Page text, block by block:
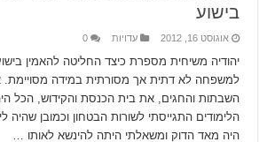
בישוע
אוגוסט 16, 2012 עדויות 0
יהודיה משיחית מספרת כיצד החליטה להאמין
למשפחה לא דתית אך מסורתית במידה מסויימת.
השבתות והחגים, את בית הכנסת והקידוש, הכל
הלימודים התגייסתי לשורות הבטחון וכמובן שהיה
היה מאד הדוק ומשאלתי היתה להינשא לאותו …